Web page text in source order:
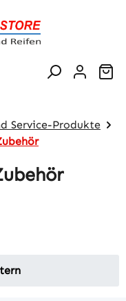
Service-Produkte